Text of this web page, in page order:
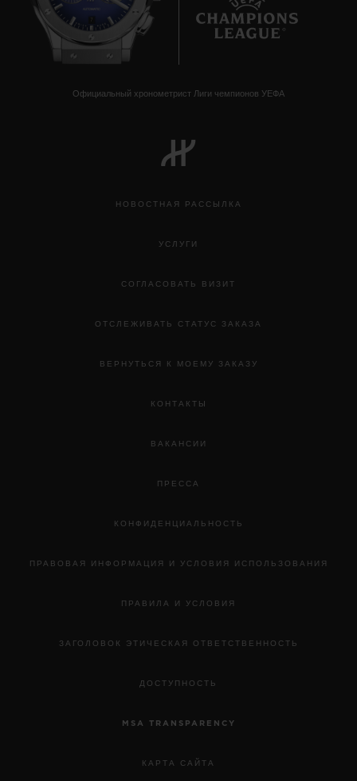
Официальный хронометрист Лиги чемпионов УЕФА
НОВОСТНАЯ РАССЫЛКА
УСЛУГИ
СОГЛАСОВАТЬ ВИЗИТ
ОТСЛЕЖИВАТЬ СТАТУС ЗАКАЗА
ВЕРНУТЬСЯ К МОЕМУ ЗАКАЗУ
КОНТАКТЫ
ВАКАНСИИ
ПРЕССА
КОНФИДЕНЦИАЛЬНОСТЬ
ПРАВОВАЯ ИНФОРМАЦИЯ И УСЛОВИЯ ИСПОЛЬЗОВАНИЯ
ПРАВИЛА И УСЛОВИЯ
ЗАГОЛОВОК ЭТИЧЕСКАЯ ОТВЕТСТВЕННОСТЬ
ДОСТУПНОСТЬ
MSA TRANSPARENCY
КАРТА САЙТА